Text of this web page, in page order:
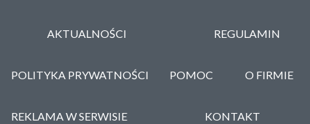
AKTUALNOŚCI REGULAMIN
POLITYKA PRYWATNOŚCI POMOC O FIRMIE
REKLAMA W SERWISIE KONTAKT